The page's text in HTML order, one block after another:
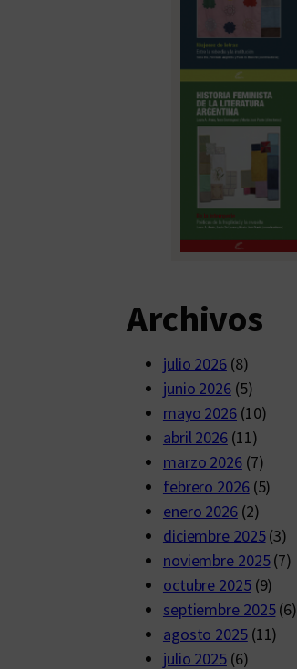
Archivos
julio 2026(8)
junio 2026(5)
mayo 2026 (10)
abril 2026(11)
marzo 2026(7)
febrero 2026(5)
enero 2026(2)
diciembre 2025(3)
noviembre 2025(7)
octubre 2025(9)
septiembre 2025(6)
agosto 2025(11)
julio 2025(6)